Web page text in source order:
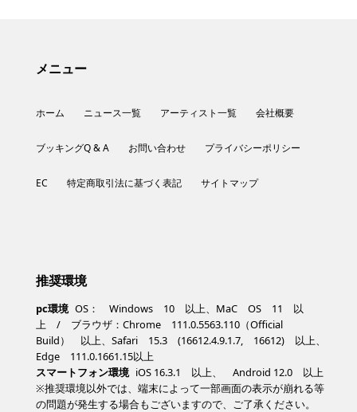
メニュー
ホーム ニュース一覧 アーティスト一覧 会社概要
ブッキングQ & A お問い合わせ プライバシーポリシー
EC 特定商取引法に基づく表記 サイトマップ
推奨環境
pc環境 OS： Windows 10 以上、MaC OS 11 以
上 / ブラウザ：Chrome 111.0.5563.110（Official
Build） 以上、Safari 15.3 (16612.4.9.1.7, 16612) 以上、
Edge 111.0.1661.15以上
スマートフォン環境 iOS 16.3.1 以上、 Android 12.0 以上
※推奨環境以外では、端末によって一部画面の表示が崩れる等
の問題が発生する場合もございますので、ご了承ください。